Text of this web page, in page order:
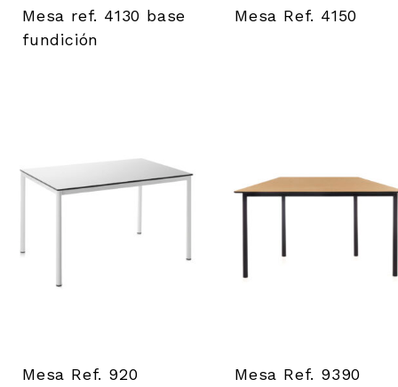
Mesa ref. 4130 base
fundición
Mesa Ref. 4150
Mesa Ref. 920
Mesa Ref. 9390